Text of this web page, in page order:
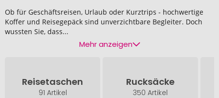
Ob für Geschäftsreisen, Urlaub oder Kurztrips - hochwertige
Koffer und Reisegepäck sind unverzichtbare Begleiter. Doch
wussten Sie, dass...
Mehr anzeigen
Reisetaschen
91 Artikel
Rucksäcke
350 Artikel